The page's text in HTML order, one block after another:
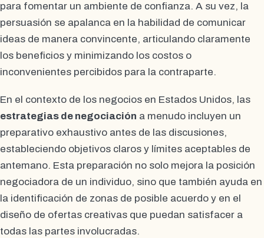
para fomentar un ambiente de confianza. A su vez, la
persuasión se apalanca en la habilidad de comunicar
ideas de manera convincente, articulando claramente
los beneficios y minimizando los costos o
inconvenientes percibidos para la contraparte.
En el contexto de los negocios en Estados Unidos, las
estrategias de negociación a menudo incluyen un
preparativo exhaustivo antes de las discusiones,
estableciendo objetivos claros y límites aceptables de
antemano. Esta preparación no solo mejora la posición
negociadora de un individuo, sino que también ayuda en
la identificación de zonas de posible acuerdo y en el
diseño de ofertas creativas que puedan satisfacer a
todas las partes involucradas.